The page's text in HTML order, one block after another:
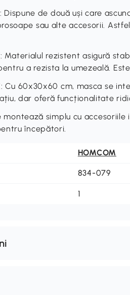
Dispune de două uși care
sau alte accesorii.
Materialul rezistent asigură
a rezista la umezeală.
Cu 60x30x60 cm, masca se
dar oferă funcționalitate
montează simplu cu
începători.
HOMCOM
834-079
1